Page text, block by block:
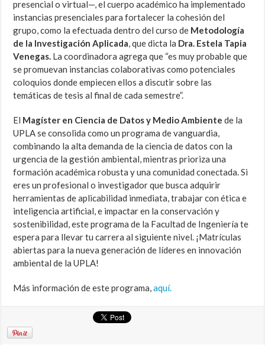
presencial o virtual—, el cuerpo académico ha implementado
instancias presenciales para fortalecer la cohesión del
grupo, como la efectuada dentro del curso de Metodología
de la Investigación Aplicada, que dicta la Dra. Estela Tapia
Venegas. La coordinadora agrega que “es muy probable que
se promuevan instancias colaborativas como potenciales
coloquios donde empiecen ellos a discutir sobre las
temáticas de tesis al final de cada semestre”.
El Magíster en Ciencia de Datos y Medio Ambiente de la
UPLA se consolida como un programa de vanguardia,
combinando la alta demanda de la ciencia de datos con la
urgencia de la gestión ambiental, mientras prioriza una
formación académica robusta y una comunidad conectada. Si
eres un profesional o investigador que busca adquirir
herramientas de aplicabilidad inmediata, trabajar con ética e
inteligencia artificial, e impactar en la conservación y
sostenibilidad, este programa de la Facultad de Ingeniería te
espera para llevar tu carrera al siguiente nivel. ¡Matrículas
abiertas para la nueva generación de líderes en innovación
ambiental de la UPLA!
Más información de este programa,aquí.